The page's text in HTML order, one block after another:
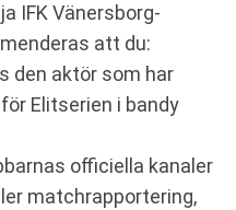
IFK Vänersborg-
att du:
den aktör som har
Elitserien i bandy
officiella kanaler
matchrapportering,